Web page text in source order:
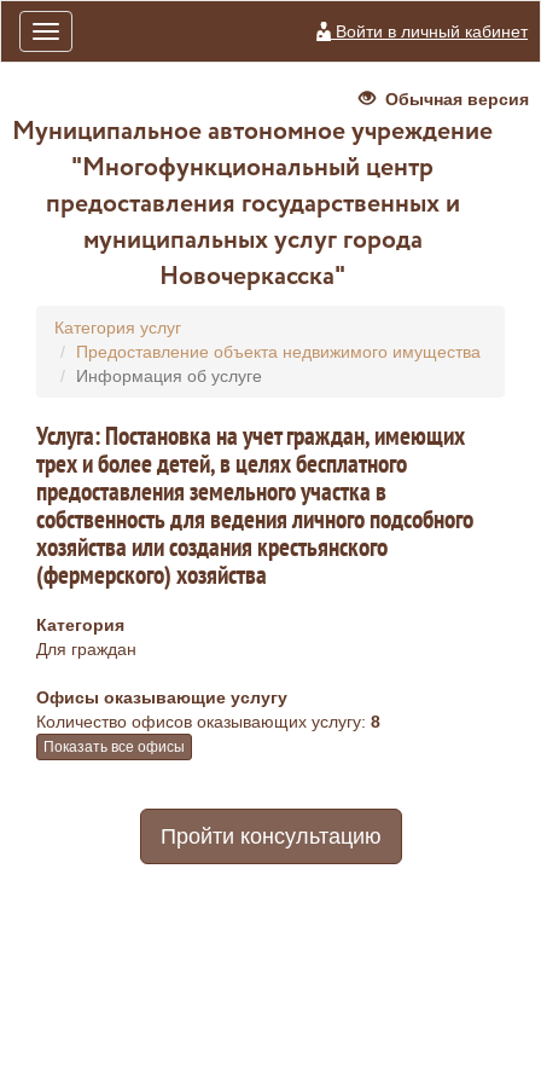
Toggle
navigation
Войти в личный кабинет
Обычная версия
Муниципальное автономное учреждение
"Многофункциональный центр
предоставления государственных и
муниципальных услуг города
Новочеркасска"
Категория услуг
Предоставление объекта недвижимого имущества
Информация об услуге
Услуга: Постановка на учет граждан, имеющих
трех и более детей, в целях бесплатного
предоставления земельного участка в
собственность для ведения личного подсобного
хозяйства или создания крестьянского
(фермерского) хозяйства
Категория
Для граждан
Офисы оказывающие услугу
Количество офисов оказывающих услугу: 8
Показать все офисы
Пройти консультацию